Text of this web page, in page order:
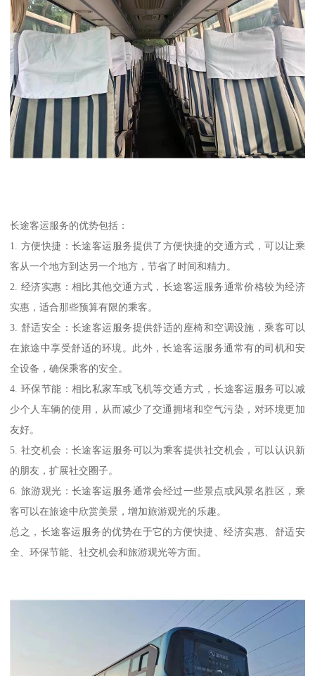
长途客运服务的优势包括：
1. 方便快捷：长途客运服务提供了方便快捷的交通方式，可以让乘
客从一个地方到达另一个地方，节省了时间和精力。
2. 经济实惠：相比其他交通方式，长途客运服务通常价格较为经济
实惠，适合那些预算有限的乘客。
3. 舒适安全：长途客运服务提供舒适的座椅和空调设施，乘客可以
在旅途中享受舒适的环境。此外，长途客运服务通常有的司机和安
全设备，确保乘客的安全。
4. 环保节能：相比私家车或飞机等交通方式，长途客运服务可以减
少个人车辆的使用，从而减少了交通拥堵和空气污染，对环境更加
友好。
5. 社交机会：长途客运服务可以为乘客提供社交机会，可以认识新
的朋友，扩展社交圈子。
6. 旅游观光：长途客运服务通常会经过一些景点或风景名胜区，乘
客可以在旅途中欣赏美景，增加旅游观光的乐趣。
总之，长途客运服务的优势在于它的方便快捷、经济实惠、舒适安
全、环保节能、社交机会和旅游观光等方面。